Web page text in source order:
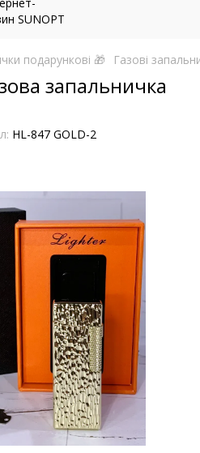
подарункові 🎁 Газові
запальничка
HL-847 GOLD-2